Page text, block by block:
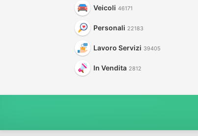
Veicoli 46171
Personali 22183
Lavoro Servizi 39405
In Vendita 2812